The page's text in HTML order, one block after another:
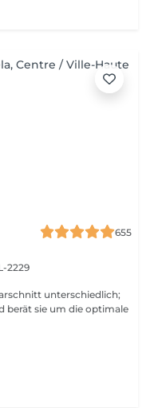
655
2229
unterschiedlich;
berät sie um die optimale